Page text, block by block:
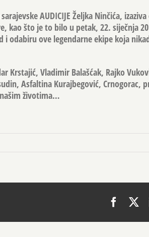
AUDICIJE Željka Ninčića,
kao što je to bilo u petak, 22. siječnja
odabiru ove legendarne ekipe koja
Krstajić, Vladimir Balašćak, Rajko
Asfaltina Kurajbegović, Crnogorac,
životima…